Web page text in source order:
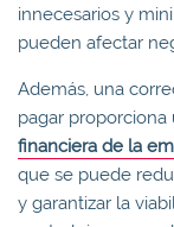
innecesarios y
pueden afectar
Además, una
pagar proporciona
financiera de la
que se puede
y garantizar la